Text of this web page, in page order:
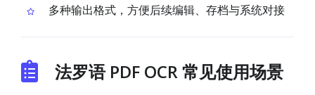
多种输出格式，方便后续编辑、存档与系统对接
法罗语 PDF OCR 常见使用场景